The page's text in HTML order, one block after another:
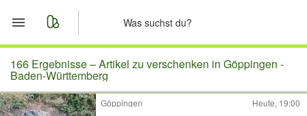
Start
Merkliste
166 Ergebnisse –Artikel zu verschenken in Göppingen -
Baden-Württemberg
Göppingen Heute, 19:00